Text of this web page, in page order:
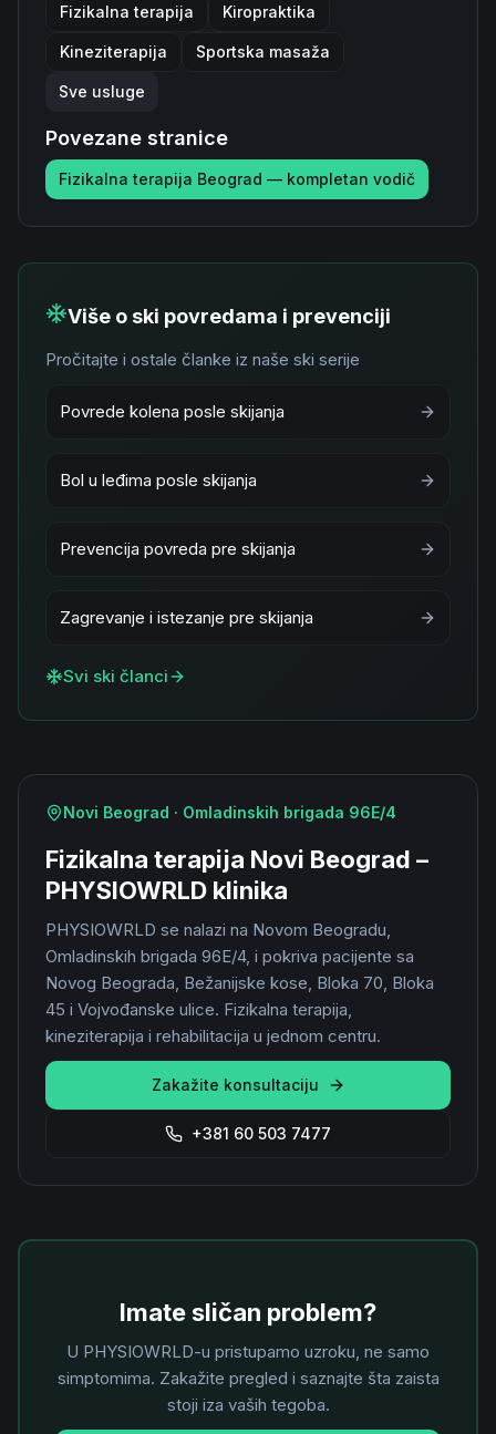
Fizikalna terapija Kiropraktika
Kineziterapija Sportska masaža
Sve usluge
Povezane stranice
Fizikalna terapija Beograd — kompletan vodič
Više o ski povredama i prevenciji
Pročitajte i ostale članke iz naše ski serije
Povrede kolena posle skijanja
Bol u leđima posle skijanja
Prevencija povreda pre skijanja
Zagrevanje i istezanje pre skijanja
Svi ski članci
Novi Beograd · Omladinskih brigada 96E/4
Fizikalna terapija Novi Beograd –
PHYSIOWRLD klinika
PHYSIOWRLD se nalazi na Novom Beogradu,
Omladinskih brigada 96E/4, i pokriva pacijente sa
Novog Beograda, Bežanijske kose, Bloka 70, Bloka
45 i Vojvođanske ulice. Fizikalna terapija,
kineziterapija i rehabilitacija u jednom centru.
Zakažite konsultaciju
+381 60 503 7477
Imate sličan problem?
U PHYSIOWRLD-u pristupamo uzroku, ne samo
simptomima. Zakažite pregled i saznajte šta zaista
stoji iza vaših tegoba.